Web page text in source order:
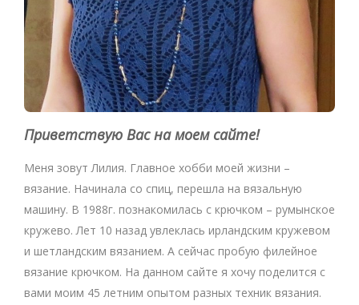
Приветствую Вас на моем сайте!
Меня зовут Лилия. Главное хобби моей жизни –
вязание. Начинала со спиц, перешла на вязальную
машину. В 1988г. познакомилась с крючком – румынское
кружево. Лет 10 назад увлеклась ирландским кружевом
и шетландским вязанием. А сейчас пробую филейное
вязание крючком. На данном сайте я хочу поделится с
вами моим 45 летним опытом разных техник вязания.